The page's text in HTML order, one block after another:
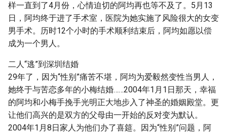
样一直到了4月份，心情迫切的阿均再也等不及了。5月13
日，阿均终于进了手术室，医院为她实施了风险很大的女变
男手术。历时12个小时的手术顺利结束后，阿均如愿以偿
成为一个男人。
二人“逃”到深圳结婚
29年了，因为“性别”痛苦不堪，阿均为爱毅然变性当男人，
她终于与苦恋多年的小梅结婚……2004年1月1日那天，幸福
的阿均和小梅手挽手光明正大地步入了神圣的婚姻殿堂。更
让他们高兴的是双方的父母由一开始的反对变为默认。
2004年1月8日家人为他们办了喜筵。因为“性别”问题，阿